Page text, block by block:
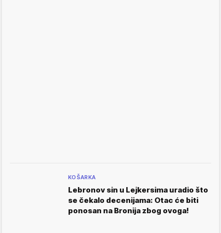
KOŠARKA
Lebronov sin u Lejkersima uradio što
se čekalo decenijama: Otac će biti
ponosan na Bronija zbog ovoga!